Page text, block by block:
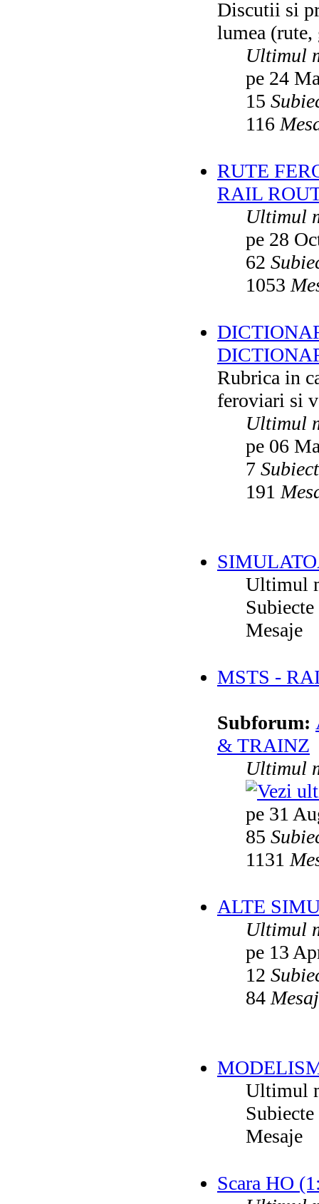
Discutii si
lumea (rute,
Ultimul
pe 24
15
116
RUTE
RAIL
Ultimul
pe 28
62
1053
Rubrica in
feroviari si
Ultimul
pe 06
7
191
Ultimul
Subiecte
Mesaje
MSTS -
Subforum:
& TRAINZ
Ultimul
pe 31
85
1131
ALTE
Ultimul
pe 13
12
84
Ultimul
Subiecte
Mesaje
Scara HO